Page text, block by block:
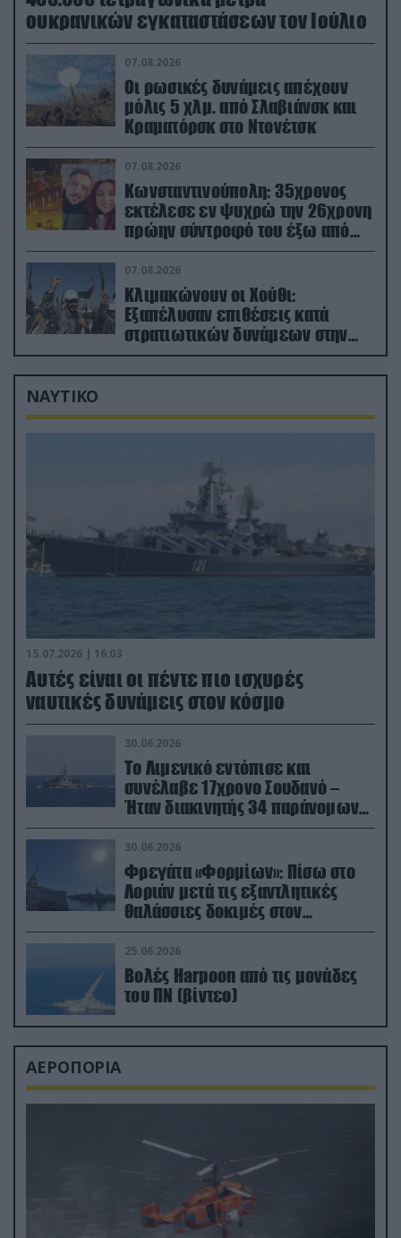
ουκρανικών εγκαταστάσεων τον Ιούλιο
07.08.2026
Οι ρωσικές δυνάμεις απέχουν
μόλις 5 χλμ. από Σλαβιάνσκ και
Κραματόρσκ στο Ντονέτσκ
07.08.2026
Κωνσταντινούπολη: 35χρονος
εκτέλεσε εν ψυχρώ την 26χρονη
πρώην σύντροφό του έξω από
φαρμακείο (βίντεο)
07.08.2026
Κλιμακώνουν οι Χούθι:
Eξαπέλυσαν επιθέσεις κατά
στρατιωτικών δυνάμεων στην
Υεμένη – Πλήγματα & στη
Σαουδική Αραβία!
ΝΑΥΤΙΚΟ
15.07.2026 | 16:03
Aυτές είναι οι πέντε πιο ισχυρές
ναυτικές δυνάμεις στον κόσμο
30.06.2026
Το Λιμενικό εντόπισε και
συνέλαβε 17χρονο Σουδανό –
Ήταν διακινητής 34 παράνομων
μεταναστών
30.06.2026
Φρεγάτα «Φορμίων»: Πίσω στο
Λοριάν μετά τις εξαντλητικές
θαλάσσιες δοκιμές στον
απαιτητικό Βισκαϊκό
25.06.2026
Βολές Harpoon από τις μονάδες
του ΠΝ (βίντεο)
ΑΕΡΟΠΟΡΙΑ